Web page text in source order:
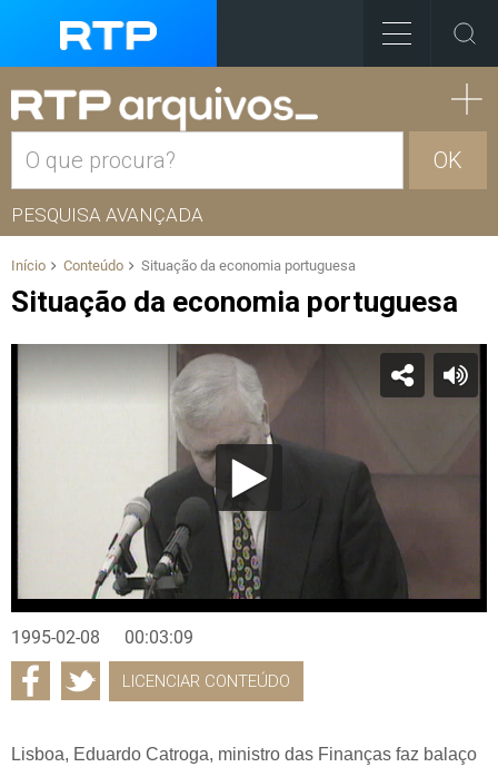
OK
PESQUISA AVANÇADA
Início Conteúdo Situação da economia portuguesa
Situação da economia portuguesa
1995-02-08 00:03:09
LICENCIAR CONTEÚDO
Lisboa, Eduardo Catroga, ministro das Finanças faz balaço